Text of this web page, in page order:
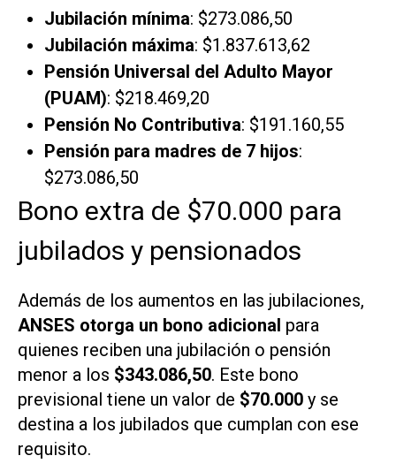
Jubilación mínima: $273.086,50
Jubilación máxima: $1.837.613,62
Pensión Universal del Adulto Mayor
(PUAM): $218.469,20
Pensión No Contributiva: $191.160,55
Pensión para madres de 7 hijos:
$273.086,50
Bono extra de $70.000 para
jubilados y pensionados
Además de los aumentos en las jubilaciones,
ANSES otorga un bono adicional para
quienes reciben una jubilación o pensión
menor a los $343.086,50. Este bono
previsional tiene un valor de $70.000 y se
destina a los jubilados que cumplan con ese
requisito.